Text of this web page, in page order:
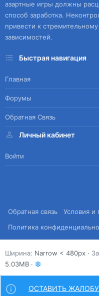
азартные игры должны
способ заработка.
привести к
зависимостей.
Быстрая навигация
Главная
Форумы
Обратная Связь
Личный кабинет
Войти
Обратная связь
Условия и
Политика
Ширина
5.03MB
ОСТАВИТЬ